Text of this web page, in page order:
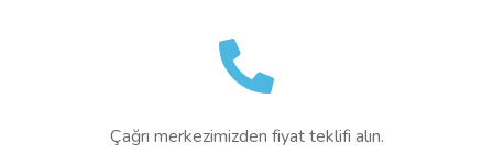
Çağrı merkezimizden fiyat teklifi alın.